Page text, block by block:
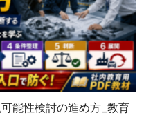
可能性検討の進め方_教育